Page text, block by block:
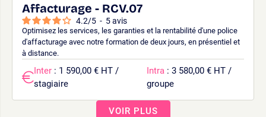
Affacturage - RCV.07
4.2/5 - 5avis
Optimisez les services, les garanties et la rentabilité d'une police
d'affacturage avec notre formation de deux jours, en présentiel et
à distance.
Inter : 1 590,00 € HT /
stagiaire
Intra : 3 580,00 € HT /
groupe
VOIR PLUS